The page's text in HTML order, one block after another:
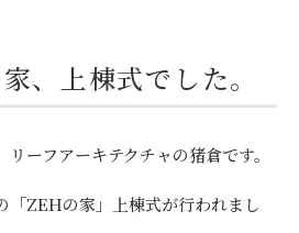
、上棟式でした。
ーフアーキテクチャの猪倉です。
「ZEHの家」上棟式が行われまし